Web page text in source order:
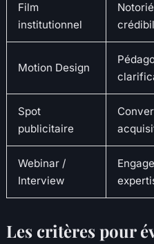
Film
institutionnel
Motion Design
Spot
publicitaire
Webinar /
Interview
Les critères pour